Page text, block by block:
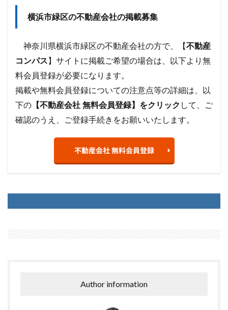
横浜市緑区の不動産会社の掲載募集
神奈川県横浜市緑区の不動産会社の方で、【不動産
コンパス 】サイトに掲載ご希望の場合は、以下より無
料会員登録が必要になります。
掲載や無料会員登録についての注意点等の詳細は、以
下の 【不動産会社 無料会員登録】をクリック して、ご
確認のうえ、ご登録手続きをお願いいたします。
不動産会社 無料会員登録
Author information